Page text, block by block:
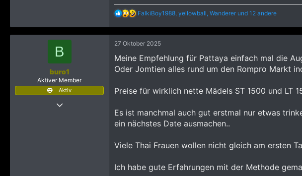
R
a
k
t
o
n
FalkiBoy1988, yellowball, Wanderer und 12 andere
B
buro1
Aktiver Member
Aktiv
27 Oktober 2025
Meine Empfehlung für Pattaya einfach mal die
Oder Jomtien alles rund um den Rompro Markt
Preise für wirklich nette Mädels ST 1500 und LT
Es ist manchmal auch gut erstmal nur etwas
ein nächstes Date ausmachen..
Viele Thai Frauen wollen nicht gleich am ersten
Ich habe gute Erfahrungen mit der Methode